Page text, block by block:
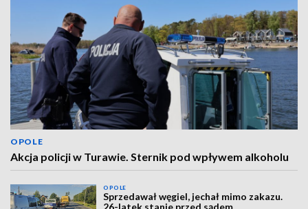
OPOLE
Akcja policji w Turawie. Sternik pod wpływem alkoholu
OPOLE
Sprzedawał węgiel, jechał mimo zakazu.
26-latek stanie przed sądem